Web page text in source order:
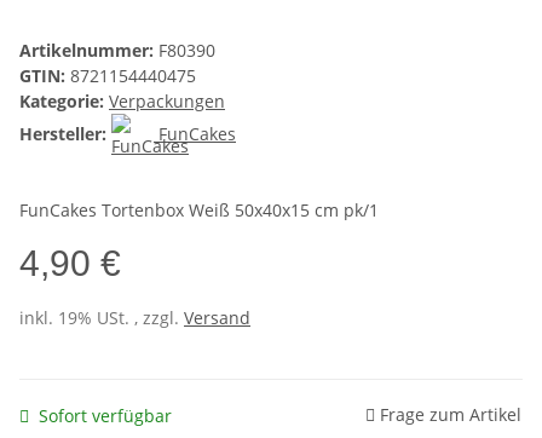
Artikelnummer: F80390
GTIN: 8721154440475
Kategorie: Verpackungen
Hersteller:
FunCakes
FunCakes Tortenbox Weiß 50x40x15 cm pk/1
4,90 €
inkl. 19% USt. , zzgl. Versand
Sofort verfügbar Frage zum Artikel